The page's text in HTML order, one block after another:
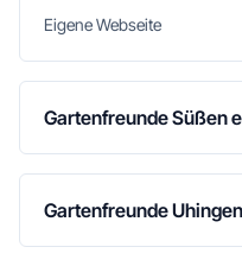
Eigene Webseite
Gartenfreunde Süßen
Gartenfreunde